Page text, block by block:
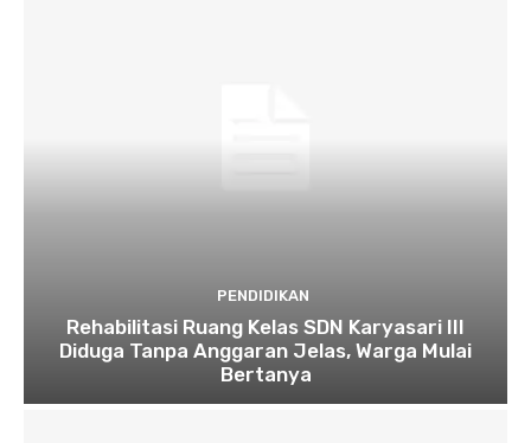
PENDIDIKAN
Rehabilitasi Ruang Kelas SDN Karyasari III
Diduga Tanpa Anggaran Jelas, Warga Mulai
Bertanya